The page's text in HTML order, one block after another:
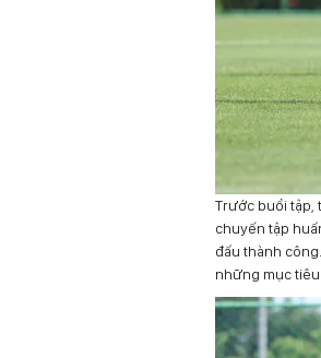
Trước buổi tập,
chuyến tập
đấu thành
những mục tiêu